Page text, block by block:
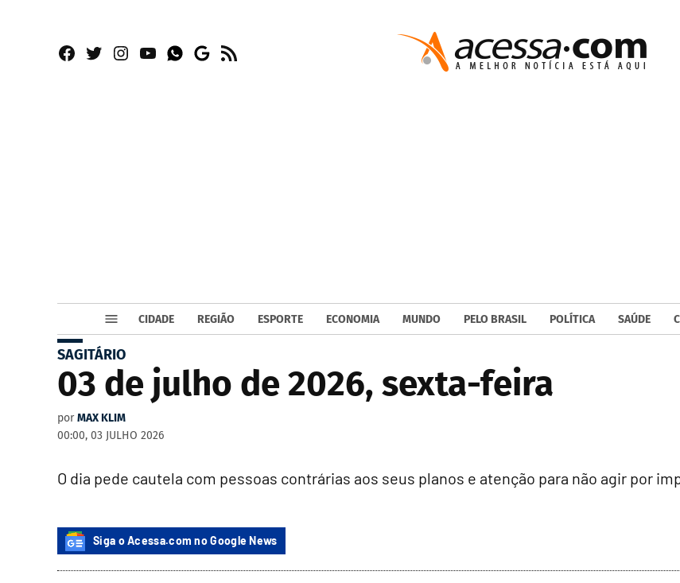
Facebook
TwitterInstagram
YouTubeWhatsapp
Google
RSS
CIDADE REGIÃO ESPORTE ECONOMIA MUNDO PELO BRASIL POLÍTICA SAÚDE
SAGITÁRIO
03 de julho de 2026, sexta-feira
por MAX KLIM
00:00, 03 JULHO 2026
O dia pede cautela com pessoas contrárias aos seus planos e atenção para não agir por
Siga o Acessa.com no Google News